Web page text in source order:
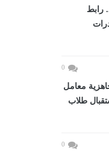
الجامعات 2026.. رابط
0
معامل
طلاب
0